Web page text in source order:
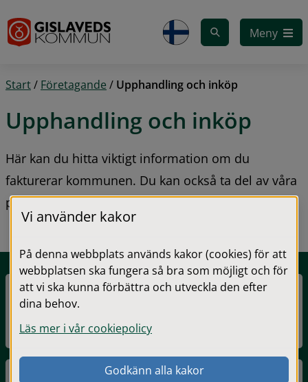
Meny
Start/ Företagande / Upphandling och inköp
Upphandling och inköp
Här kan du hitta viktigt information om du
fakturerar kommunen. Du kan också ta del av våra
pågående upphandlingar.
Hur man fakturerar kommunen
Vi använder kakor
På denna webbplats används kakor (cookies) för att
webbplatsen ska fungera så bra som möjligt och för
att vi ska kunna förbättra och utveckla den efter
dina behov.
Läs mer i vår cookiepolicy
Godkänn alla kakor